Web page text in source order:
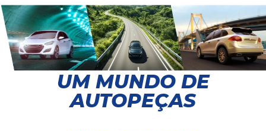
UM MUNDO DE
AUTOPEÇAS